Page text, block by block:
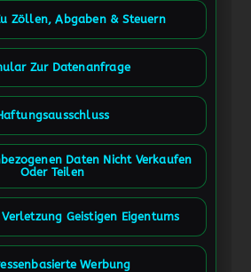
Zöllen, Abgaben & Steuern
Zur Datenanfrage
Daten Nicht Verkaufen
Oder Teilen
Geistigen Eigentums
Werbung